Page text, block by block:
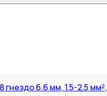
6.6 мм, 1.5-2.5 мм²,